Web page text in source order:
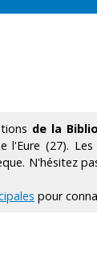
de la
l'Eure (27). Les
N'hésitez
pour